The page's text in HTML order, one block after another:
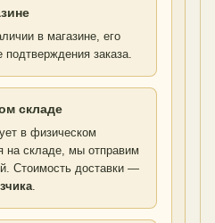
в магазине, его
заказа.
складе
в физическом
на складе, мы отправим
Стоимость доставки —